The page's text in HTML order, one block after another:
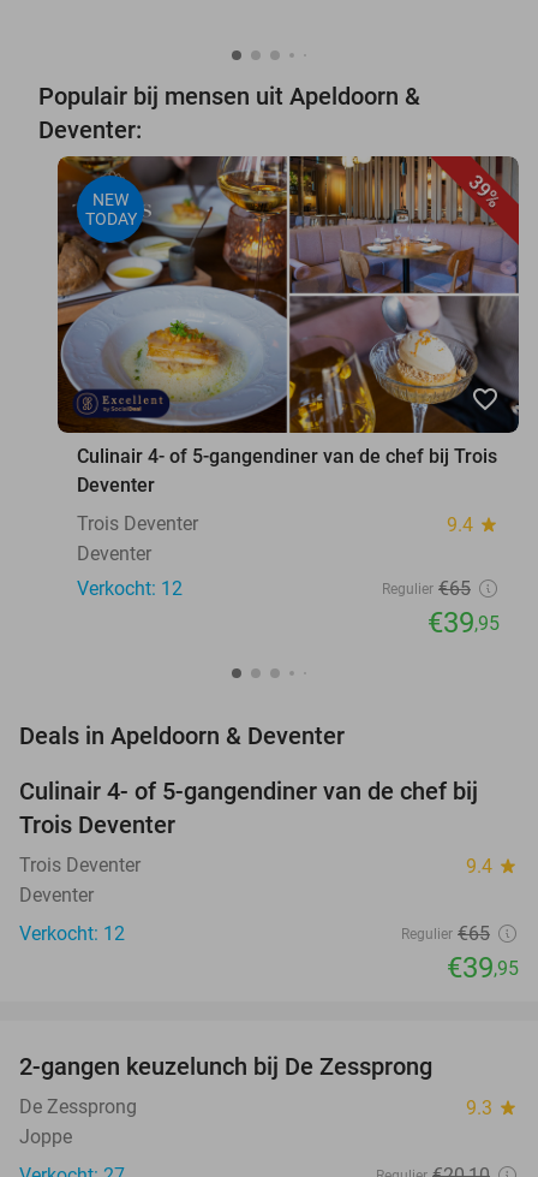
Populair bij mensen uit Apeldoorn &
Deventer:
39%
NEW
TODAY
favorite_border
Culinair 4- of 5-gangendiner van de chef bij Trois
Deventer
Trois Deventer
9.4 star
Deventer
Verkocht: 12
Regulier €65
€39,95
Deals in Apeldoorn & Deventer
39%
TODAY
Culinair 4- of 5-gangendiner van de chef bij
Trois Deventer
Trois Deventer 9.4 star
Deventer
Verkocht: 12
Regulier €65
€39,95
NEW
TODAY
2-gangen keuzelunch bij De Zessprong
De Zessprong 9.3 star
Joppe